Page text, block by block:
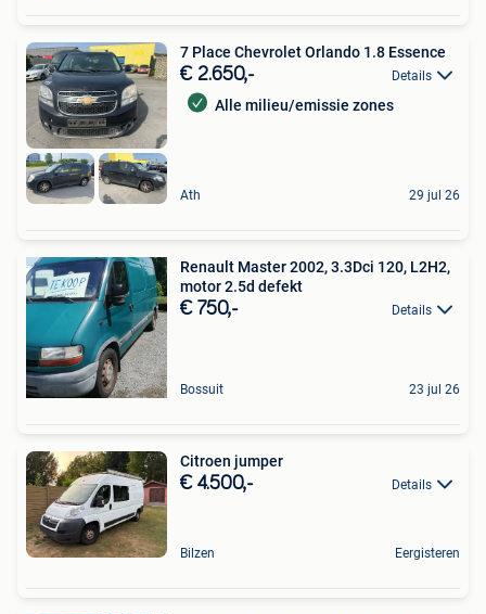
7 Place Chevrolet Orlando 1.8 Essence
€ 2.650,- Details
Alle milieu/emissie zones
Ath 29 jul 26
Renault Master 2002, 3.3Dci 120, L2H2,
motor 2.5d defekt
€ 750,- Details
Bossuit 23 jul 26
Citroen jumper
€ 4.500,- Details
Bilzen Eergisteren